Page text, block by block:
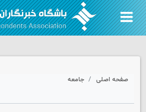
صفحه اصلی جامعه